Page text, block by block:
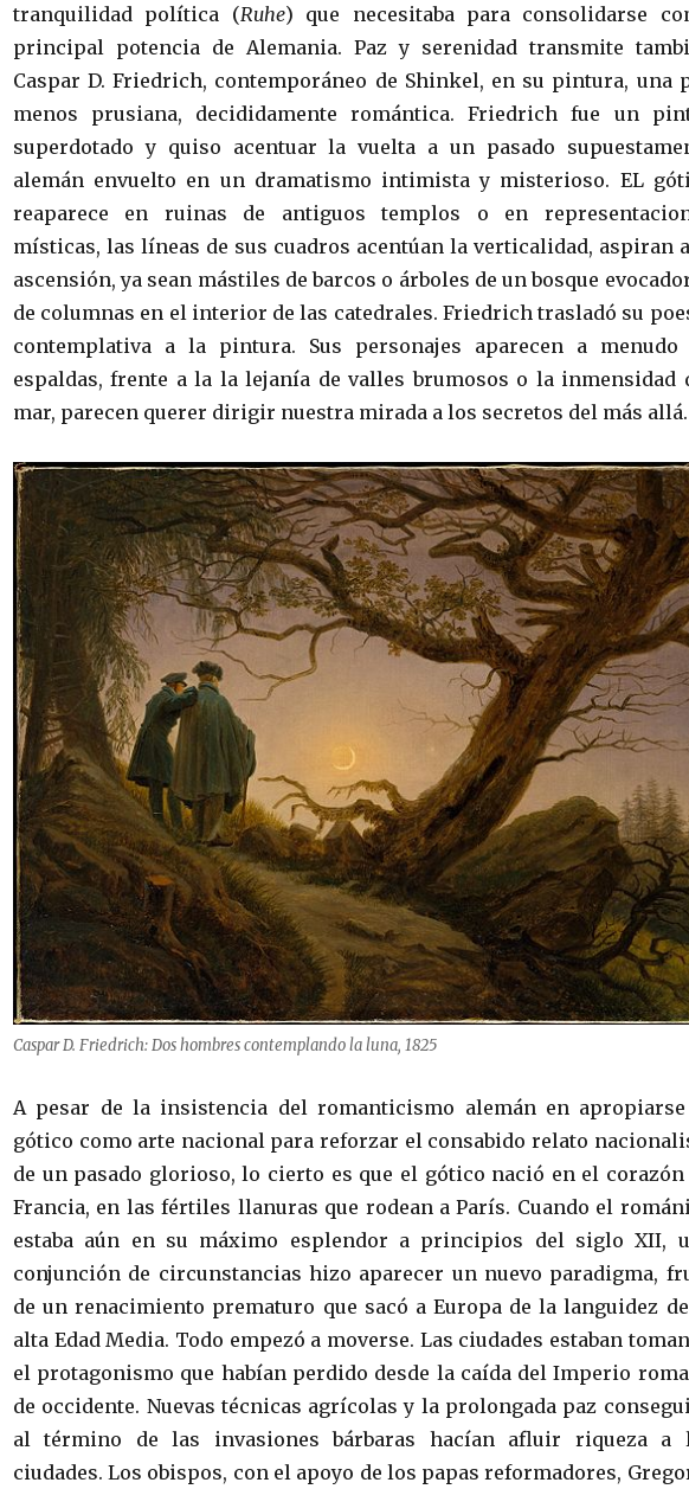
tranquilidad política (Ruhe) que necesitaba para consolidarse
principal potencia de Alemania. Paz y serenidad transmite
Caspar D. Friedrich, contemporáneo de Shinkel, en su pintura, una
menos prusiana, decididamente romántica. Friedrich fue un
superdotado y quiso acentuar la vuelta a un pasado
alemán envuelto en un dramatismo intimista y misterioso. EL
reaparece en ruinas de antiguos templos o en
místicas, las líneas de sus cuadros acentúan la verticalidad, aspiran
ascensión, ya sean mástiles de barcos o árboles de un bosque
de columnas en el interior de las catedrales. Friedrich trasladó su
contemplativa a la pintura. Sus personajes aparecen a menudo
espaldas, frente a la la lejanía de valles brumosos o la inmensidad
mar, parecen querer dirigir nuestra mirada a los secretos del más allá.
Caspar D. Friedrich: Dos hombres contemplando la luna, 1825
A pesar de la insistencia del romanticismo alemán en
gótico como arte nacional para reforzar el consabido relato
de un pasado glorioso, lo cierto es que el gótico nació en el corazón
Francia, en las fértiles llanuras que rodean a París. Cuando el
estaba aún en su máximo esplendor a principios del siglo XII,
conjunción de circunstancias hizo aparecer un nuevo paradigma,
de un renacimiento prematuro que sacó a Europa de la languidez
alta Edad Media. Todo empezó a moverse. Las ciudades estaban
el protagonismo que habían perdido desde la caída del Imperio
de occidente. Nuevas técnicas agrícolas y la prolongada paz
al término de las invasiones bárbaras hacían afluir riqueza a
ciudades. Los obispos, con el apoyo de los papas reformadores,